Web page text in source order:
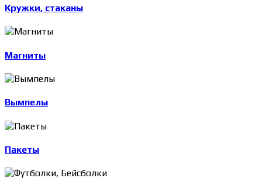
Кружки, стаканы
Магниты
Вымпелы
Пакеты